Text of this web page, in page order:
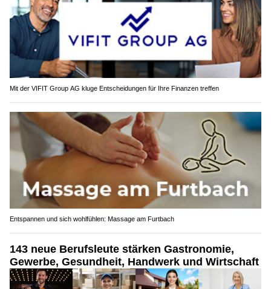
Mit der VIFIT Group AG kluge Entscheidungen für Ihre Finanzen treffen
Entspannen und sich wohlfühlen: Massage am Furtbach
143 neue Berufsleute stärken Gastronomie,
Gewerbe, Gesundheit, Handwerk und Wirtschaft